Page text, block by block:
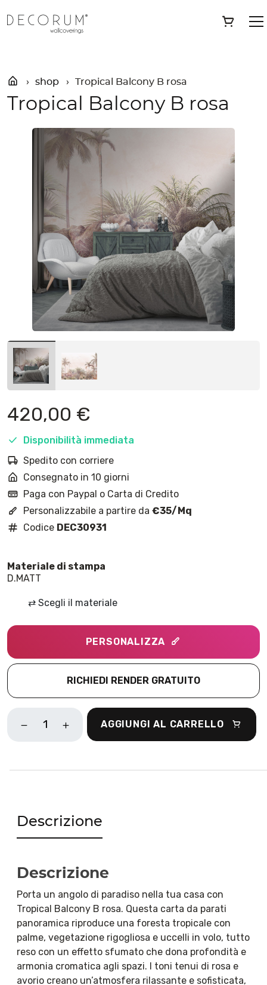
shop Tropical Balcony B rosa
Save
Tropical Balcony B rosa
420,00 €
Disponibilità immediata
Spedito con corriere
Consegnato in 10 giorni
Paga con Paypal o Carta di Credito
Personalizzabile a partire da€35/Mq
Codice DEC30931
D.MATT
⇄ Scegli il materiale
PERSONALIZZA
RICHIEDI RENDER GRATUITO
TROPICAL
AGGIUNGI AL CARRELLO
Descrizione
Descrizione
Porta un angolo di paradiso nella tua casa con
Tropical Balcony B rosa. Questa carta da parati
panoramica riproduce una foresta tropicale con
palme, vegetazione rigogliosa e uccelli in volo, tutto
reso con un effetto sfumato che dona profondità e
armonia cromatica agli spazi. I toni tenui di rosa e
avorio creano un’atmosfera rilassante e sofisticata,